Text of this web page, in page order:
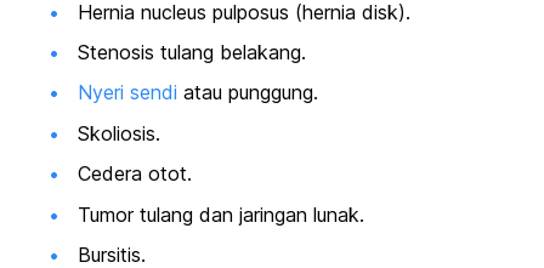
Hernia nucleus pulposus (hernia disk).
Stenosis tulang belakang.
Nyeri sendi atau punggung.
Skoliosis.
Cedera otot.
Tumor tulang dan jaringan lunak.
Bursitis.